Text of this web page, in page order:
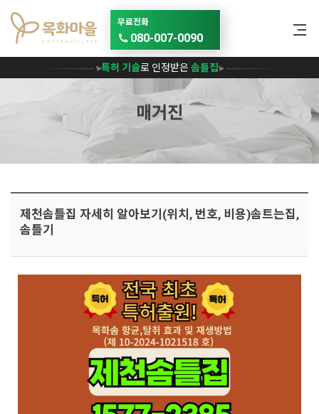
메뉴 건너뛰기
무료전화
080-007-0090
특허 기술로 인정받은솜틀집
매거진
제천솜틀집 자세히 알아보기(위치, 번호, 비용)솜트는집,
솜틀기